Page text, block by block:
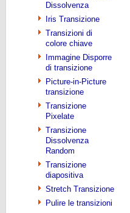
Dissolvenza
Iris Transizione
Transizioni di
colore chiave
Immagine Disporre
di transizione
Picture-in-Picture
transizione
Transizione
Pixelate
Transizione
Dissolvenza
Random
Transizione
diapositiva
Stretch Transizione
Pulire le transizioni